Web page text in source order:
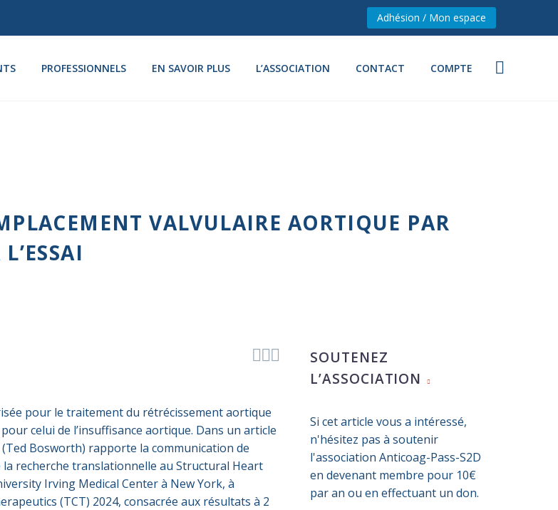
Adhésion / Mon espace
PROFESSIONNELS EN SAVOIR PLUS L’ASSOCIATION CONTACT COMPTE
VALVULAIRE AORTIQUE PAR

pour le traitement du rétrécissement aortique
pour celui de l’insuffisance aortique. Dans un article
Bosworth) rapporte la communication de
la recherche translationnelle au Structural Heart
Irving Medical Center à New York, à
(TCT) 2024, consacrée aux résultats à 2
SOUTENEZ
L’ASSOCIATION
Si cet article vous a intéressé,
n'hésitez pas à soutenir
l'association Anticoag-Pass-S2D
en devenant membre pour 10€
par an ou en effectuant un don.